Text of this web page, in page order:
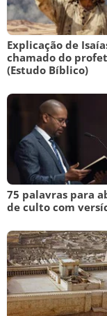
Explicação de
chamado do
(Estudo Bíblico)
75 palavras para
de culto com